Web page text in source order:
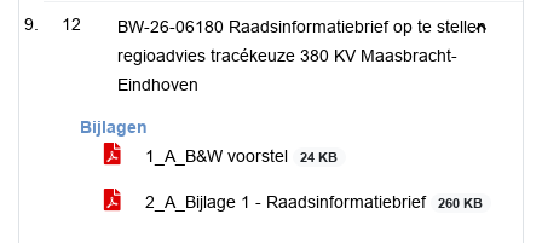
12
BW-26-06180 Raadsinformatiebrief op te stellen
regioadvies tracékeuze 380 KV Maasbracht-
Eindhoven
Bijlagen
1_A_B&W voorstel
24 KB
2_A_Bijlage 1 - Raadsinformatiebrief 260 KB